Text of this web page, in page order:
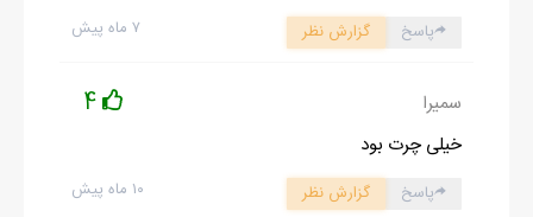
۷ ماه پیش پاسخ گزارش نظر
سمیرا 4
خیلی چرت بود
۱۰ ماه پیش پاسخ گزارش نظر